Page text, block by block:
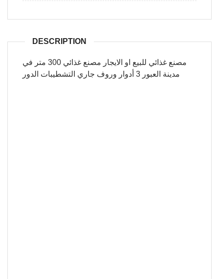
DESCRIPTION
مصنع غذائي للبيع او الايجار مصنع غذائي 300 متر في
مدينة العبور 3 أدوار وروف جاري التشطيبات الدور